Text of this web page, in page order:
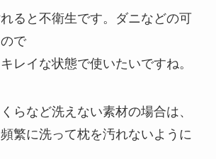
ると不衛生です。ダニなどの可
で
レイな状態で使いたいですね。
らなど洗えない素材の場合は、
繁に洗って枕を汚れないように